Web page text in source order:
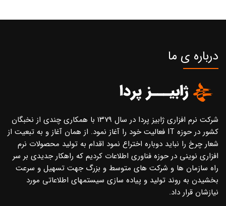
درباره ی ما
شرکت نرم افزاری ژابیز پردا در سال ۱۳۷۹ با همکاری چندی از نخبگان
کشور در حوزه IT فعالیت خود را آغاز نمود. از همان آغاز و به تبعیت از
شعار چرخ را نباید دوباره اختراع نمود اقدام به تولید محصولات نرم
افزاری نوینی در حوزه فناوری اطلاعات کردیم که راهکار جدیدی بر سر
راه سازمان ها و شرکت های متوسط و بزرگ جهت تسهیل و سرعت
بخشیدن به روند تولید و پیاده سازی سیستمهای اطلاعاتی مورد
نیازشان قرار داد.